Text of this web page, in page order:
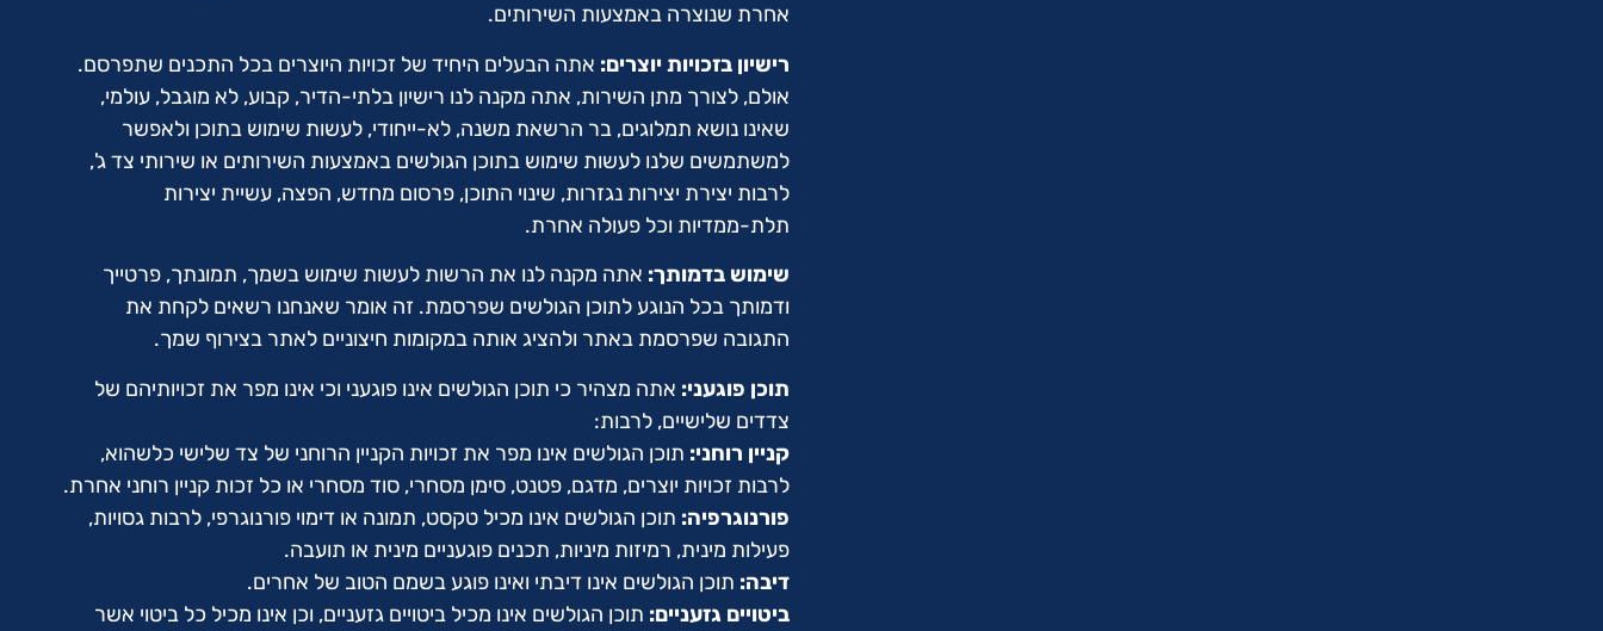
אחרת שנוצרה באמצעות השירותים.
רישיון בזכויות יוצרים: אתה הבעלים היחיד של זכויות היוצרים בכל התכנים שתפרסם.
אולם, לצורך מתן השירות, אתה מקנה לנו רישיון בלתי-הדיר, קבוע, לא מוגבל, עולמי,
שאינו נושא תמלוגים, בר הרשאת משנה, לא-ייחודי, לעשות שימוש בתוכן ולאפשר
למשתמשים שלנו לעשות שימוש בתוכן הגולשים באמצעות השירותים או שירותי צד ג',
לרבות יצירת יצירות נגזרות, שינוי התוכן, פרסום מחדש, הפצה, עשיית יצירות
תלת-ממדיות וכל פעולה אחרת.
שימוש בדמותך: אתה מקנה לנו את הרשות לעשות שימוש בשמך, תמונתך, פרטייך
ודמותך בכל הנוגע לתוכן הגולשים שפרסמת. זה אומר שאנחנו רשאים לקחת את
התגובה שפרסמת באתר ולהציג אותה במקומות חיצוניים לאתר בצירוף שמך.
תוכן פוגעני: אתה מצהיר כי תוכן הגולשים אינו פוגעני וכי אינו מפר את זכויותיהם של
צדדים שלישיים, לרבות:
קניין רוחני: תוכן הגולשים אינו מפר את זכויות הקניין הרוחני של צד שלישי כלשהוא,
לרבות זכויות יוצרים, מדגם, פטנט, סימן מסחרי, סוד מסחרי או כל זכות קניין רוחני אחרת.
פורנוגרפיה: תוכן הגולשים אינו מכיל טקסט, תמונה או דימוי פורנוגרפי, לרבות גסויות,
פעילות מינית, רמיזות מיניות, תכנים פוגעניים מינית או תועבה.
דיבה: תוכן הגולשים אינו דיבתי ואינו פוגע בשמם הטוב של אחרים.
ביטויים גזעניים: תוכן הגולשים אינו מכיל ביטויים גזעניים, וכן אינו מכיל כל ביטוי אשר